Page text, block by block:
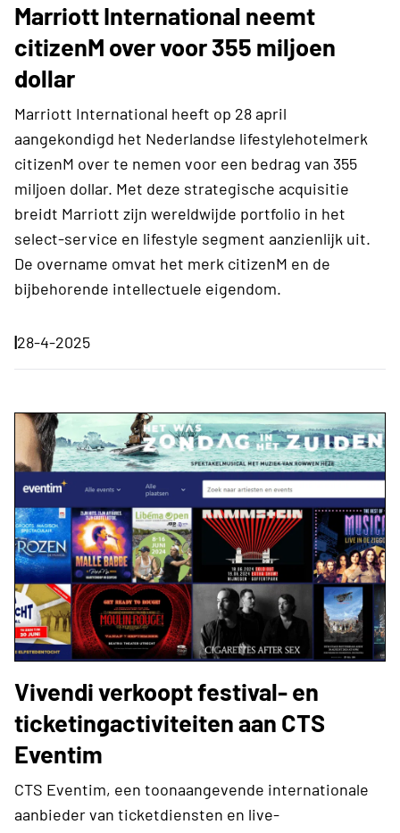
Marriott International neemt
citizenM over voor 355 miljoen
dollar
Marriott International heeft op 28 april
aangekondigd het Nederlandse lifestylehotelmerk
citizenM over te nemen voor een bedrag van 355
miljoen dollar. Met deze strategische acquisitie
breidt Marriott zijn wereldwijde portfolio in het
select-service en lifestyle segment aanzienlijk uit.
De overname omvat het merk citizenM en de
bijbehorende intellectuele eigendom.
|28-4-2025
Vivendi verkoopt festival- en
ticketingactiviteiten aan CTS
Eventim
CTS Eventim, een toonaangevende internationale
aanbieder van ticketdiensten en live-